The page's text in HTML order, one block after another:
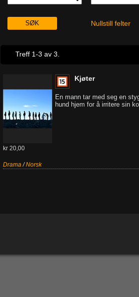
Nullstill felter
Treff 1-3 av 3.
Kjøter
En mann tar med seg en
hund hjem for å irritere sin
kr 20,00
Drama/Norsk